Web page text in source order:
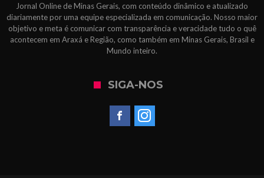
Jornal Online de Minas Gerais, com conteúdo dinâmico e atualizado
diariamente por uma equipe especializada em comunicação. Nosso maior
objetivo e meta é comunicar com transparência e veracidade tudo o quê
acontecem em Araxá e Região, como também em Minas Gerais, Brasil e
Mundo inteiro.
SIGA-NOS